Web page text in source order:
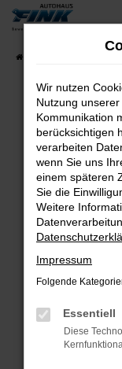
Zum
springen
Fehler:
Beim Laden ist
Hier sind ein
Überprüfe
Laden
Prüfe
können
anderen
Wir nutzen
Nutzung
Kommunikation
berücksichtigen
verarbeiten
wenn Sie uns
einem späteren
Sie die
Weitere
Impressum
Folgende
Essentiell
Diese